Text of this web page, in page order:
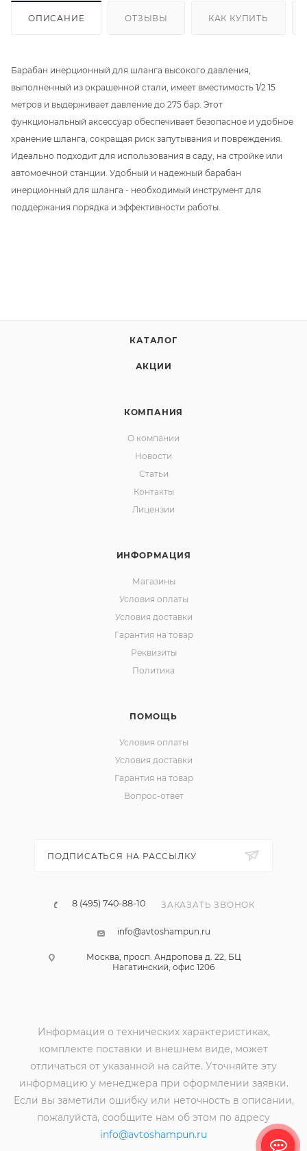
ОПИСАНИЕ ОТЗЫВЫ КАК КУПИТЬ
Барабан инерционный для шланга высокого давления,
выполненный из окрашенной стали, имеет вместимость 1/2 15
метров и выдерживает давление до 275 бар. Этот
функциональный аксессуар обеспечивает безопасное и удобное
хранение шланга, сокращая риск запутывания и повреждения.
Идеально подходит для использования в саду, на стройке или
автомоечной станции. Удобный и надежный барабан
инерционный для шланга - необходимый инструмент для
поддержания порядка и эффективности работы.
КАТАЛОГ
АКЦИИ
КОМПАНИЯ
О компании
Новости
Статьи
Контакты
Лицензии
ИНФОРМАЦИЯ
Магазины
Условия оплаты
Условия доставки
Гарантия на товар
Реквизиты
Политика
ПОМОЩЬ
Условия оплаты
Условия доставки
Гарантия на товар
Вопрос-ответ
ПОДПИСАТЬСЯ НА РАССЫЛКУ
8 (495) 740-88-10 ЗАКАЗАТЬ ЗВОНОК
info@avtoshampun.ru
Москва, просп. Андропова д. 22, БЦ
Нагатинский, офис 1206
Информация о технических характеристиках,
комплекте поставки и внешнем виде, может
отличаться от указанной на сайте. Уточняйте эту
информацию у менеджера при оформлении заявки.
Если вы заметили ошибку или неточность в описании,
пожалуйста, сообщите нам об этом по адресу
info@avtoshampun.ru